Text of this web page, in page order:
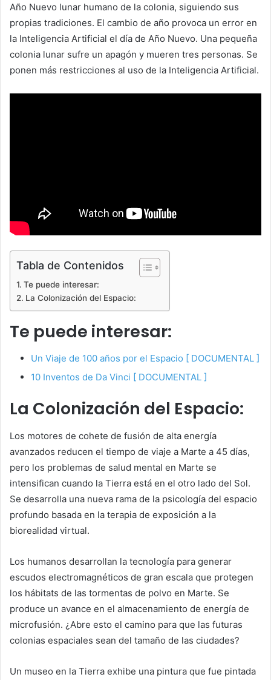
Año Nuevo lunar humano de la colonia, siguiendo sus
propias tradiciones. El cambio de año provoca un error en
la Inteligencia Artificial el día de Año Nuevo. Una pequeña
colonia lunar sufre un apagón y mueren tres personas. Se
ponen más restricciones al uso de la Inteligencia Artificial.
Tabla de Contenidos
Te puede interesar:
La Colonización del Espacio:
Te puede interesar:
Un Viaje de 100 años por el Espacio [ DOCUMENTAL ]
10 Inventos de Da Vinci [ DOCUMENTAL ]
La Colonización del Espacio:
Los motores de cohete de fusión de alta energía
avanzados reducen el tiempo de viaje a Marte a 45 días,
pero los problemas de salud mental en Marte se
intensifican cuando la Tierra está en el otro lado del Sol.
Se desarrolla una nueva rama de la psicología del espacio
profundo basada en la terapia de exposición a la
biorealidad virtual.
Los humanos desarrollan la tecnología para generar
escudos electromagnéticos de gran escala que protegen
los hábitats de las tormentas de polvo en Marte. Se
produce un avance en el almacenamiento de energía de
microfusión. ¿Abre esto el camino para que las futuras
colonias espaciales sean del tamaño de las ciudades?
Un museo en la Tierra exhibe una pintura que fue pintada